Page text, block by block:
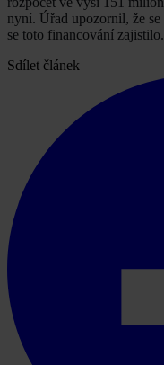
nyní. Úřad upozornil, že
se toto financování zajistilo.
Sdílet článek